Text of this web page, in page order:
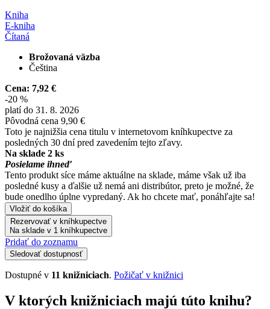
Kniha
E-kniha
Čítaná
Brožovaná väzba
Čeština
Cena: 7,92 €
-20 %
platí do 31. 8. 2026
Pôvodná cena 9,90 €
Toto je najnižšia cena titulu v internetovom kníhkupectve za
posledných 30 dní pred zavedením tejto zľavy.
Na sklade 2 ks
Posielame ihneď
Tento produkt síce máme aktuálne na sklade, máme však už iba
posledné kusy a ďalšie už nemá ani distribútor, preto je možné, že
bude onedlho úplne vypredaný. Ak ho chcete mať, ponáhľajte sa!
Vložiť do košíka
Rezervovať v kníhkupectve
Na sklade v 1 kníhkupectve
Pridať do zoznamu
Sledovať dostupnosť
Dostupné v 11 knižniciach. Požičať v knižnici
V ktorých knižniciach majú túto knihu?